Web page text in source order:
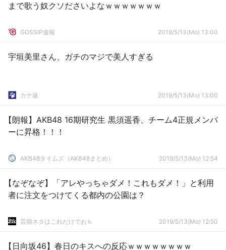
まで歌う奴クソださいよなｗｗｗｗｗｗｗ
GOSSIP速報 2019/5/13(Mo) 13:00
宇垣美里さん、ガチのマジで美人すぎる
カナ速 2019/5/13(Mo) 13:00
【朗報】AKB48 16期研究生 黒須遥香、チーム4正規メンバ
ーに昇格！！！
AKB48タイムズ（AKB48まとめ） 2019/5/13(Mo) 12:54
【なぞなぞ】「アレやっちゃダメ！これもダメ！」と利用
者に注文をつけてくる都内の公園は？
芸能ネタはこれだけでおｋ 2019/5/13(Mo) 12:50
【日向坂46】春日のキスへの反応ｗｗｗｗｗｗｗｗ